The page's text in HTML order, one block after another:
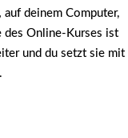
auf deinem Computer,
des Online-Kurses ist
und du setzt sie mit